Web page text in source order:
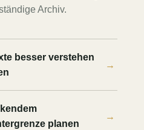
Archiv.
besser verstehen
→
planen
→